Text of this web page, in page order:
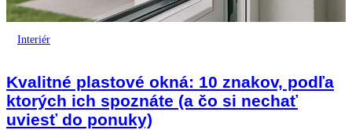
Interiér
Kvalitné plastové okná: 10 znakov, podľa
ktorých ich spoznáte (a čo si nechať
uviesť do ponuky)